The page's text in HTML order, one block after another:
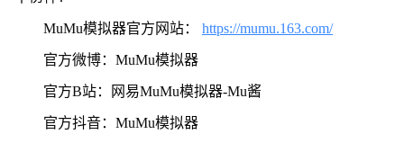
MuMu模拟器官方网站： https://mumu.163.com/
官方微博：MuMu模拟器
官方B站：网易MuMu模拟器-Mu酱
官方抖音：MuMu模拟器